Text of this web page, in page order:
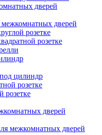
дверей
межкомнатных дверей
розетке
розетке
цилиндр
розетке
розетке
дверей
межкомнатных дверей